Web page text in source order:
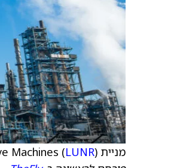
מניית Intuitive Machines ( LUNR) עולה ב-11.4%, או ב-1.99 דולר, לרמה של 19.51 דולר.